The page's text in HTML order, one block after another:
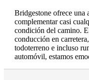
Bridgestone ofrece una
complementar casi
condición del camino.
conducción en
todoterreno e incluso
automóvil, estamos